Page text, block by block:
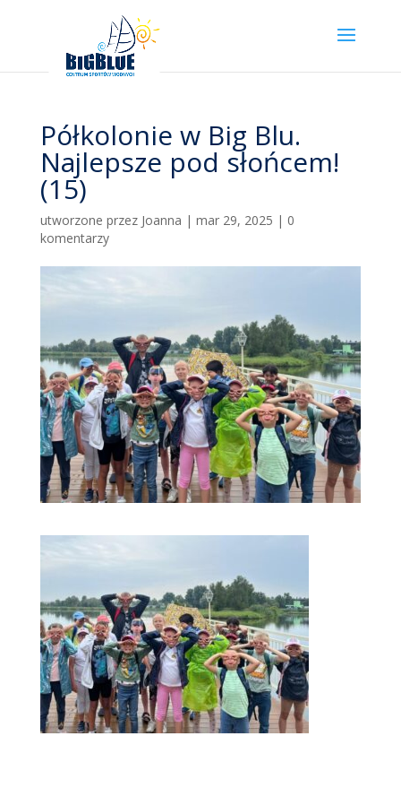
Półkolonie w Big Blu.
Najlepsze pod słońcem!
(15)
utworzone przez Joanna | mar 29, 2025 | 0
komentarzy